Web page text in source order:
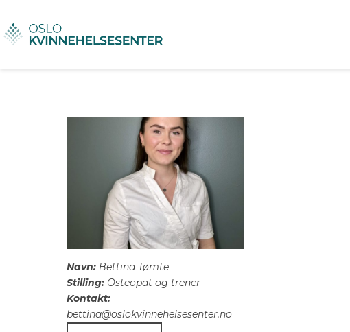
Navn: Bettina Tømte
Stilling: Osteopat og trener
Kontakt:
bettina@oslokvinnehelsesenter.no